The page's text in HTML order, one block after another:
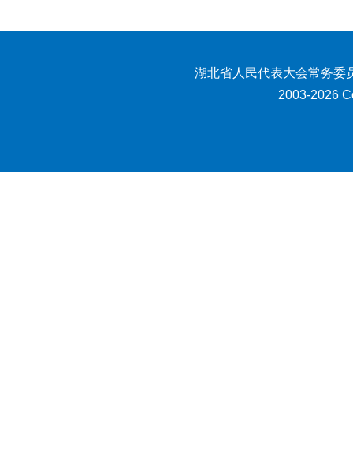
湖北省人民代表大会常务委
2003-2026